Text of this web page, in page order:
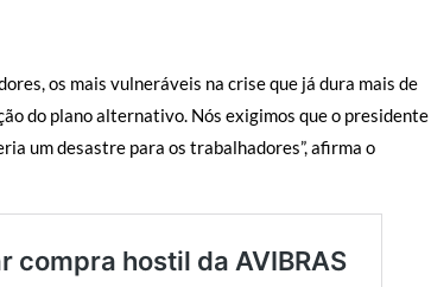
os mais vulneráveis na crise que já dura mais de
do plano alternativo. Nós exigimos que o presidente
um desastre para os trabalhadores”, afirma o